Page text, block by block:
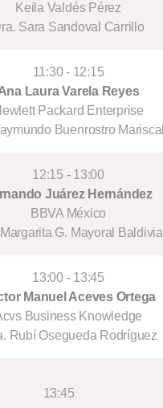
Keila Valdés Pérez
Sara Sandoval Carrillo
11:30 - 12:15
Laura Varela Reyes
Packard Enterprise
Buenrostro Mariscal
12:15 - 13:00
Juárez Hernández
BBVA México
G. Mayoral Baldivia
13:00 - 13:45
Manuel Aceves Ortega
Business Knowledge
Rubí Osegueda Rodríguez
13:45